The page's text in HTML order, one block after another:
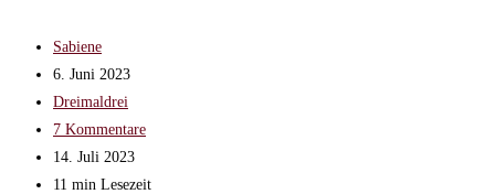
Beitrags-
Autor:
Sabiene
Beitrag
veröffentlicht:
6. Juni 2023
Beitrags-
Kategorie:
Dreimaldrei
Beitrags-
Kommentare:
7 Kommentare
Beitrag
zuletzt
14. Juli 2023
Lesedauer:
11 min Lesezeit